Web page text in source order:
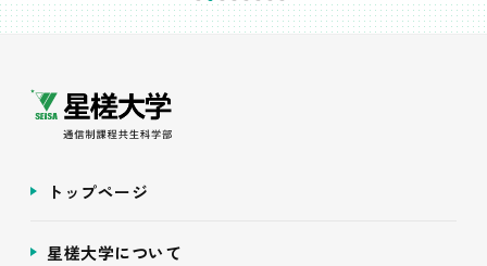
トップページ
星槎大学について